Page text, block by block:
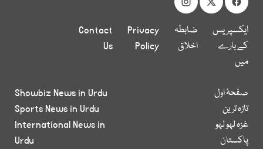
ایکسپریس
کے بارے
میں
ضابطہ
اخلاق
Privacy
Policy
Contact
Us
صفحۂ اول
تازہ ترین
غزہ لہو لہو
پاکستان
Showbiz News in Urdu
Sports News in Urdu
International News in
Urdu